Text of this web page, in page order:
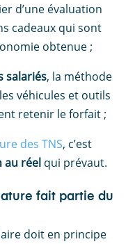
d’une évaluation
cadeaux qui sont
obtenue ;
salariés, la méthode
véhicules et outils
retenir le forfait ;
des TNS, c’est
au réel qui prévaut.
fait partie du
doit en principe